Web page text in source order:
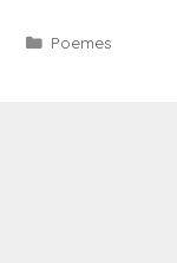
Categories
Poemes